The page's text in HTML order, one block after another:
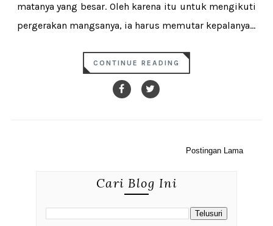
matanya yang besar. Oleh karena itu untuk mengikuti
pergerakan mangsanya, ia harus memutar kepalanya...
CONTINUE READING
Postingan Lama
Cari Blog Ini